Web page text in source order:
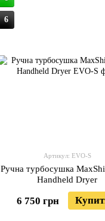
6
Артикул: EVO-S
Ручна турбосушка
Handheld Dryer
6 750 грн